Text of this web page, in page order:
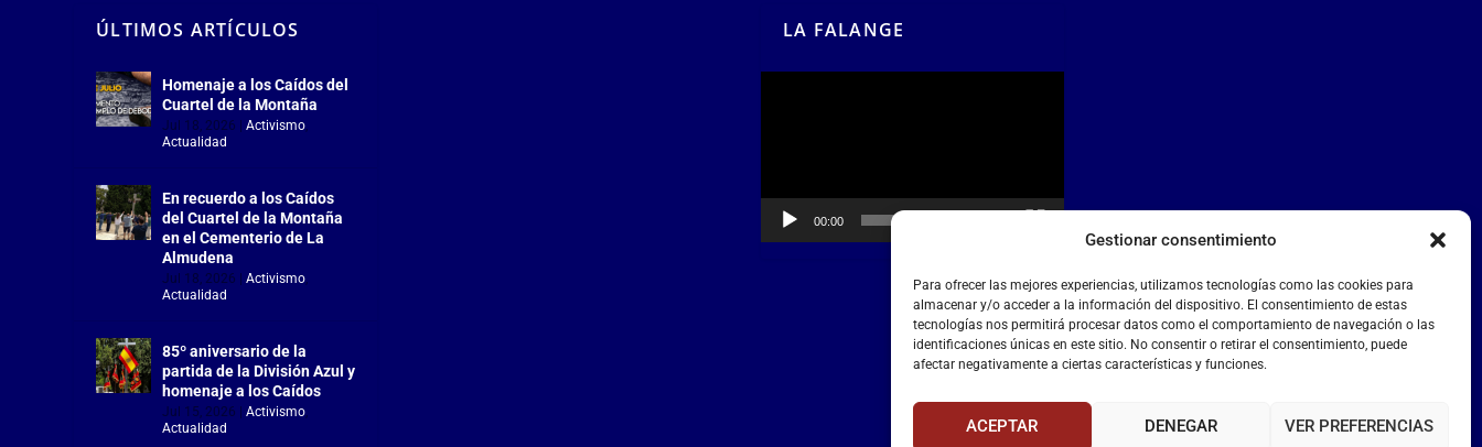
Gestionar consentimiento
Para ofrecer las mejores experiencias, utilizamos tecnologías como las cookies para
almacenar y/o acceder a la información del dispositivo. El consentimiento de estas
tecnologías nos permitirá procesar datos como el comportamiento de navegación o las
identificaciones únicas en este sitio. No consentir o retirar el consentimiento, puede
afectar negativamente a ciertas características y funciones.
ACEPTAR DENEGAR VER PREFERENCIAS
ÚLTIMOS ARTÍCULOS
Homenaje a los Caídos del
Cuartel de la Montaña
Jul 18, 2026 |Activismo,
Actualidad
En recuerdo a los Caídos
del Cuartel de la Montaña
en el Cementerio de La
Almudena
Jul 18, 2026 |Activismo,
Actualidad
85º aniversario de la
partida de la División Azul y
homenaje a los Caídos
Jul 15, 2026 |Activismo,
Actualidad
LA FALANGE
00:00